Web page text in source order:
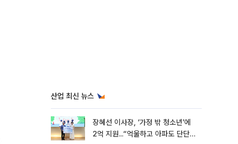
산업 최신 뉴스
장혜선 이사장, ‘가정 밖 청소년’에
2억 지원...“억울하고 아파도 단단해